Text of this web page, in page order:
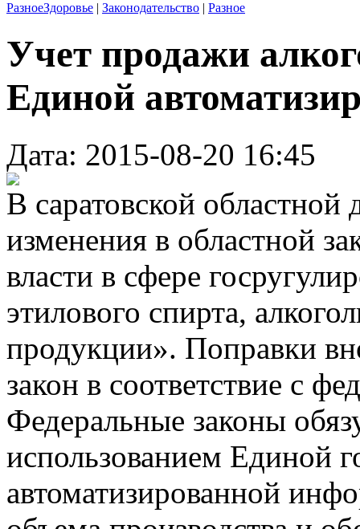
РазноеЗдоровье | Законодательство | Разное
Учет продажи
Единой
Дата: 2015-08-20 16:45
В саратовской областной
изменения в областной
власти в сфере
этилового спирта,
продукции». Поправки
закон в соответствие с
Федеральные законы
использованием Единой
автоматизированной